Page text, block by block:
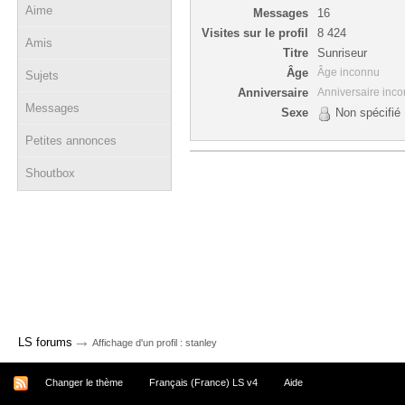
Aime
Amis
Sujets
Messages
Petites annonces
Shoutbox
Messages
16
Visites sur le profil
8 424
Titre
Sunriseur
Âge
Âge inconnu
Anniversaire Anniversaire
Sexe Non spécifié
LS forums → Affichage d'un profil : stanley
Changer le thème Français (France) LS v4 Aide